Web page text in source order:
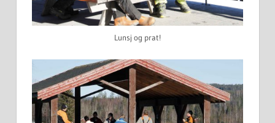
Lunsj og prat!